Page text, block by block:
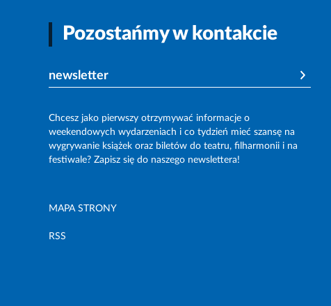
Pozostańmy w kontakcie
newsletter
Chcesz jako pierwszy otrzymywać informacje o
weekendowych wydarzeniach i co tydzień mieć szansę na
wygrywanie książek oraz biletów do teatru, filharmonii i na
festiwale? Zapisz się do naszego newslettera!
MAPA STRONY
RSS